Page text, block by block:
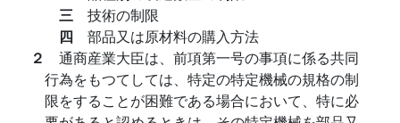
三 技術の制限
四 部品又は原材料の購入方法
２ 通商産業大臣は、前項第一号の事項に係る共同
行為をもつてしては、特定の特定機械の規格の制
限をすることが困難である場合において、特に必